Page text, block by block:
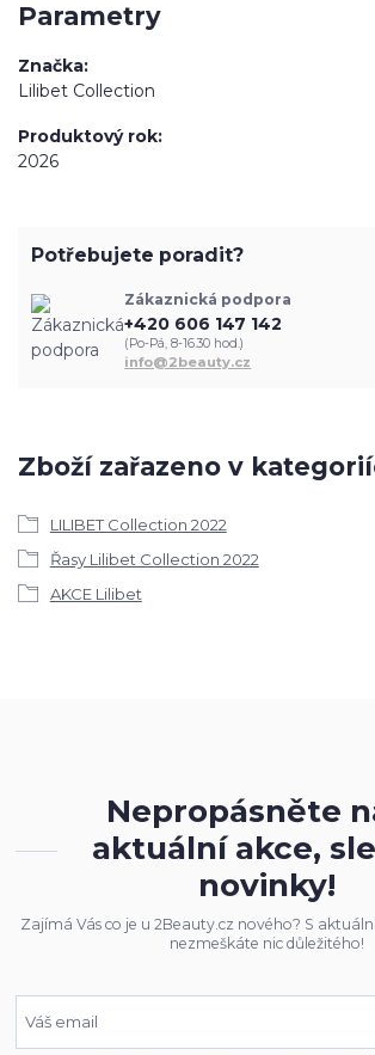
Parametry
Značka
Lilibet Collection
Produktový rok
2026
Zboží zařazeno v
LILIBET Collection 2022
Řasy Lilibet Collection 2022
AKCE Lilibet
Potřebujete poradit?
Zákaznická podpora
+420 606 147 142
(Po-Pá, 8-16.30 hod.)
info@2beauty.cz
Nepropásněte
aktuální akce,
novinky!
Zajímá Vás co je u 2Beauty.cz nového? S
nezmeškáte nic důležitého!